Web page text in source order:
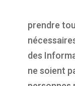
prendre
des
ne soient